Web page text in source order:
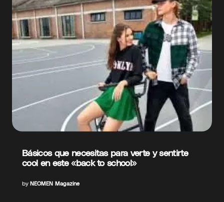
Básicos que necesitas para verte y sentirte
cool en este «back to school»
by NEOMEN Magazine